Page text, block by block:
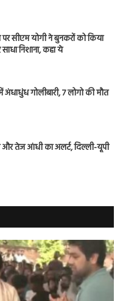
पर सीएम योगी ने बुनकरों को किया
निशाना, कहा ये
गोलीबारी, 7 लोगो की मौत
और तेज आंधी का अलर्ट, दिल्ली-यूपी